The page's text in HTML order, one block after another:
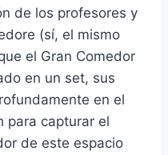
de los profesores y
(sí, el mismo
el Gran Comedor
en un set, sus
en el
para capturar el
de este espacio